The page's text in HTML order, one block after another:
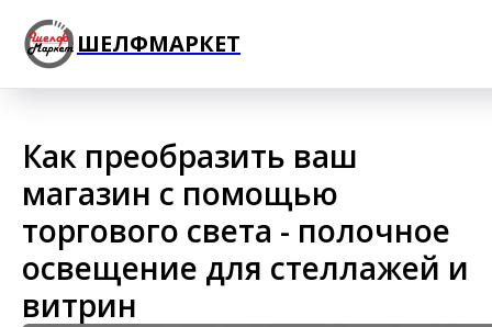
ШЕЛФМАРКЕТ
Как преобразить ваш
магазин с помощью
торгового света - полочное
освещение для стеллажей и
витрин